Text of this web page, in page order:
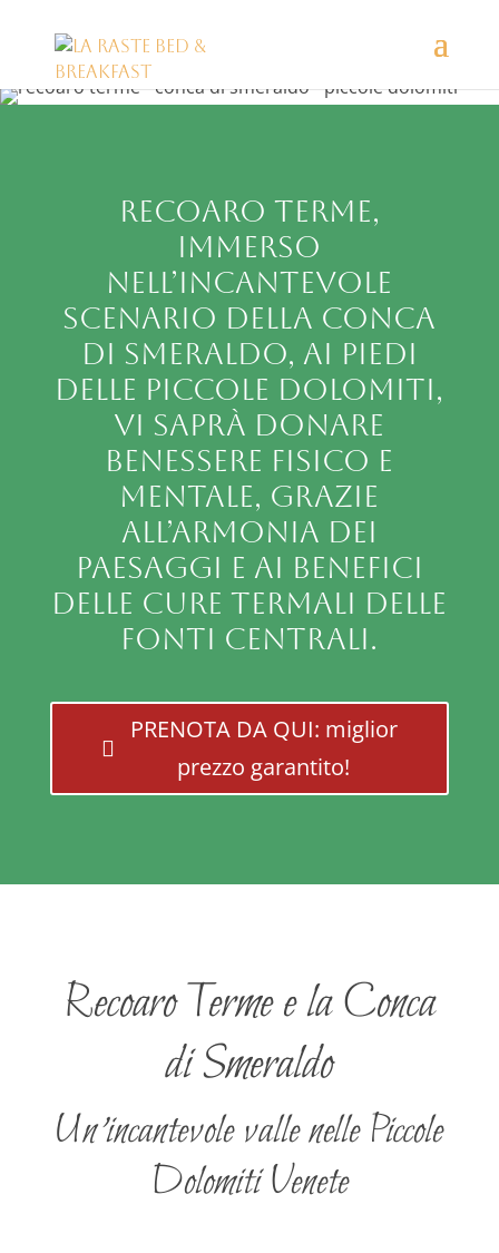
Recoaro Terme,
immerso
nell’incantevole
scenario della Conca
di Smeraldo, ai piedi
delle Piccole Dolomiti,
vi saprà donare
benessere fisico e
mentale, grazie
all’armonia dei
paesaggi e ai benefici
delle cure termali delle
Fonti Centrali.
PRENOTA DA QUI: miglior
prezzo garantito!
Recoaro Terme e la Conca
di Smeraldo
Un’incantevole valle nelle Piccole
Dolomiti Venete